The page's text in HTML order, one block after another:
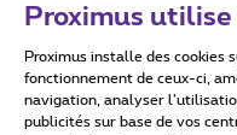
Conditions
Proximus utilise
Proximus installe des cookies
fonctionnement de ceux-ci,
navigation, analyser
publicités sur base de vos